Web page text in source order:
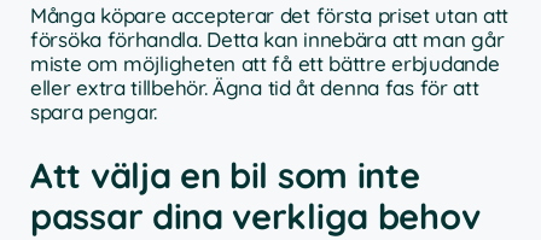
Många köpare accepterar det första priset utan att
försöka förhandla. Detta kan innebära att man går
miste om möjligheten att få ett bättre erbjudande
eller extra tillbehör. Ägna tid åt denna fas för att
spara pengar.
Att välja en bil som inte
passar dina verkliga behov